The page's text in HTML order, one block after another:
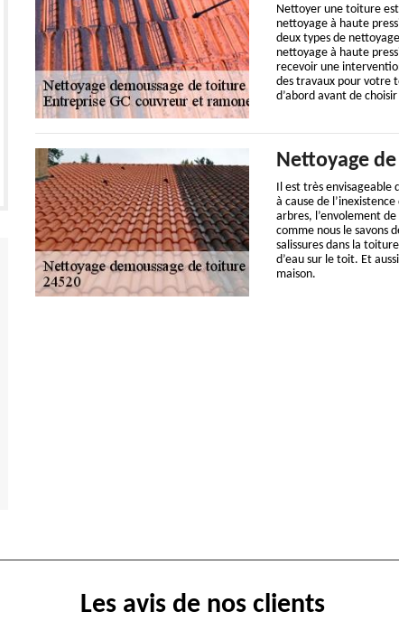
Nettoyer une toiture
nettoyage à haute
deux types de
nettoyage à haute
recevoir une
des travaux pour votre
d’abord avant de
Nettoyage
Il est très envisageable
à cause de
arbres, l’envolement
comme nous le savons
salissures dans la
d’eau sur le toit. Et
maison.
Les avis de nos clients